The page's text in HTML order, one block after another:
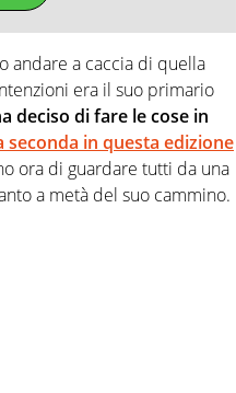
andare a caccia di quella
era il suo primario
deciso di fare le cose in
seconda in questa edizione
ora di guardare tutti da una
a metà del suo cammino.